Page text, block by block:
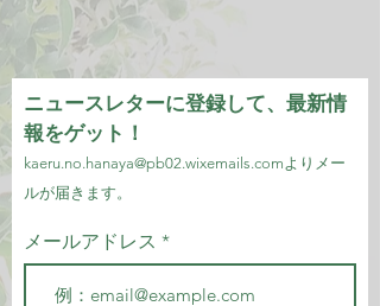
ニュースレターに登録して、最新情
報をゲット！
kaeru.no.hanaya@pb02.wixemails.comより メー
ルが届きます。
メールアドレス